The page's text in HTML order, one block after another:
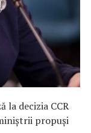
la decizia CCR
propuşi